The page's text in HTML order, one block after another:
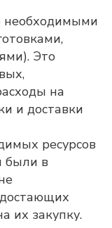
необходимыми
Это
на
и доставки
ресурсов
были в
их закупку.